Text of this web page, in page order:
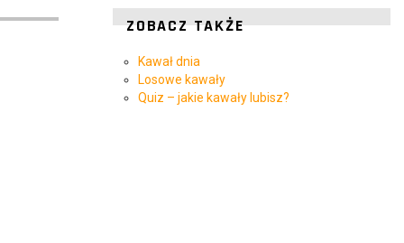
ZOBACZ TAKŻE
Kawał dnia
Losowe kawały
Quiz – jakie kawały lubisz?